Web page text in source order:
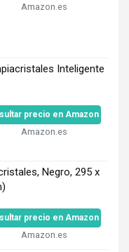
Amazon.es
Inteligente
precio en Amazon
Amazon.es
Negro, 295 x
precio en Amazon
Amazon.es